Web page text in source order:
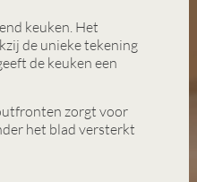
keuken. Het
de unieke tekening
de keuken een
zorgt voor
het blad versterkt